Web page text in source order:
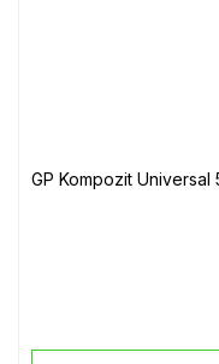
GP Kompozit